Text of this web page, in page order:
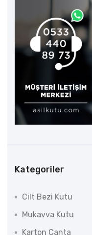
Kategoriler
Cilt Bezi Kutu
Mukavva Kutu
Karton Çanta